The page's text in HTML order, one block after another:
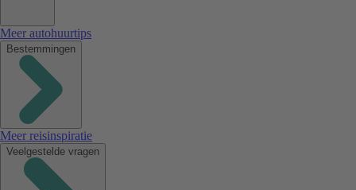
Meer autohuurtips
Bestemmingen
Meer reisinspiratie
Veelgestelde vragen